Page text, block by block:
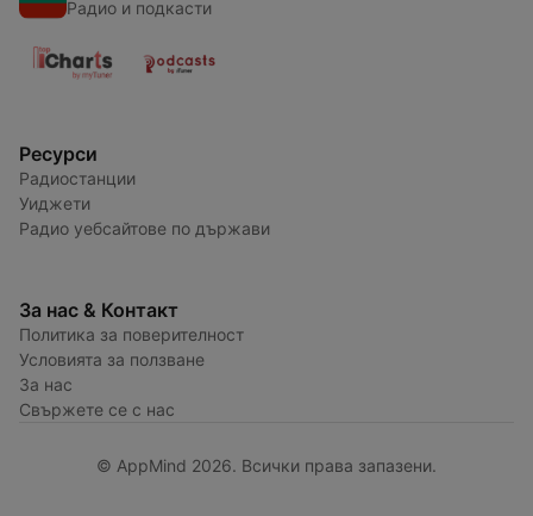
Радио и подкасти
Ресурси
Радиостанции
Уиджети
Радио уебсайтове по държави
За нас & Контакт
Политика за поверителност
Условията за ползване
За нас
Свържете се с нас
© AppMind 2026. Всички права запазени.